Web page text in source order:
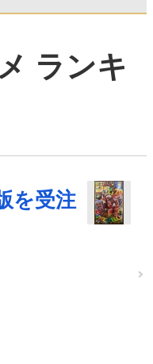
ランキ
を受注